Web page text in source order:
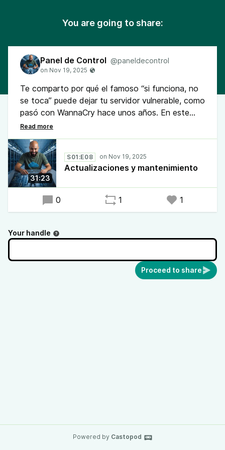
You are going to share:
Panel de Control @paneldecontrol
Te comparto por qué el famoso “si funciona, no
se toca” puede dejar tu servidor vulnerable, como
pasó con WannaCry hace unos años. En este
hablamos cuales actualizaciones deben ser
automáticas, cuáles se deben hacer cada
semana con snapshot, y cuáles requieren
planificación. También hablamos del
mantenimiento recomendable y cerramos con
una excelente noticia: con solo 30 minutos
semanales mantenés tu VPS seguro y evitás
31:23
S01:E08
Actualizaciones y mantenimiento
0 1 1
Your handle
Proceed to share
Powered by Castopod